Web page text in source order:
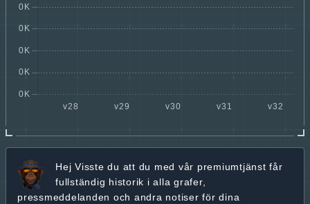
Hej Visste du att du med vår premiumtjänst får
fullständig historik i alla grafer,
pressmeddelanden och andra notiser för dina